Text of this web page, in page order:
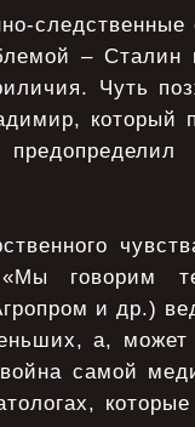
следственные
– Сталин
Чуть
который
говорим
и др.)
а,
самой